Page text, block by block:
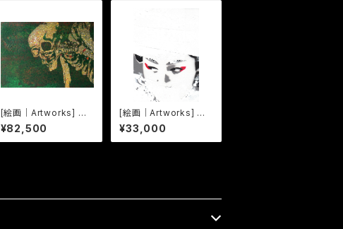
[絵画｜Artworks] しゃ
れこうべ Sharekoub
e -05-
¥82,500
[絵画｜Artworks] ま
ちむすめ - white02 -
¥33,000